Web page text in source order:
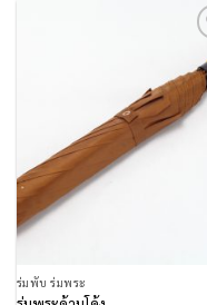
ร่มพับ ร่มพระ